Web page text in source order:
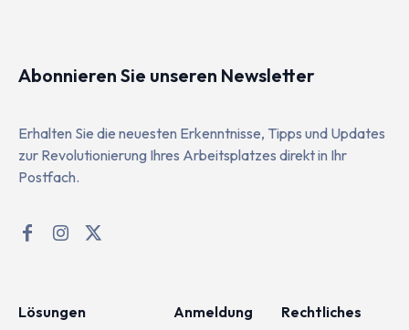
Abonnieren Sie unseren Newsletter
Erhalten Sie die neuesten Erkenntnisse, Tipps und Updates
zur Revolutionierung Ihres Arbeitsplatzes direkt in Ihr
Postfach.
Lösungen Anmeldung Rechtliches